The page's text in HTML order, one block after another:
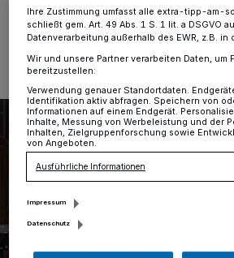
24.09.2025 , 14:11 Uhr 2 Minuten
Ihre Zustimmung umfasst alle extra-tipp-am-
schließt gem. Art. 49 Abs. 1 S. 1 lit. a DSGVO
Datenverarbeitung außerhalb des EWR, z.B. in
Wir und unsere Partner verarbeiten Daten, um
bereitzustellen:
Verwendung genauer Standortdaten.
Identifikation aktiv abfragen. Speichern von
Informationen auf einem Endgerät.
Inhalte, Messung von Werbeleistung und der
Inhalten, Zielgruppenforschung sowie
von Angeboten.
Ausführliche Informationen
Impressum
Datenschutz